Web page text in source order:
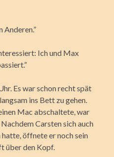
Anderen.”
Ich und Max
Es war schon recht spät
ins Bett zu gehen.
Mac abschaltete, war
Carsten sich auch
öffnete er noch sein
über den Kopf.